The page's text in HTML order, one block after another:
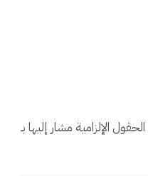
الحقول الإلزامية مشار إليها بـ